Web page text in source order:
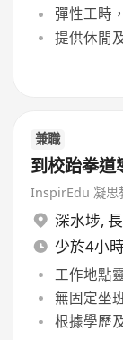
彈性工時
提供休閒
兼職
到校跆拳道
InspirEdu 凝思
深水埗,
少於4小
工作地點
無固定坐
根據學歷